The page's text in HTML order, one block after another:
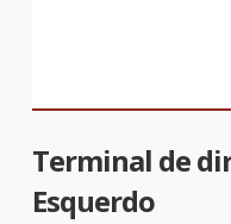
Terminal de
Esquerdo